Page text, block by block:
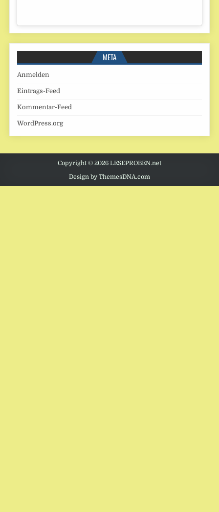
META
Anmelden
Eintrags-Feed
Kommentar-Feed
WordPress.org
Copyright © 2026 LESEPROBEN.net
Design by ThemesDNA.com